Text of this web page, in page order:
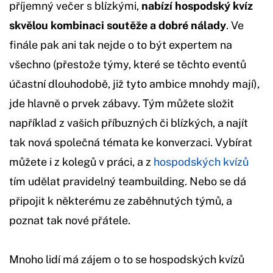
příjemný večer s blízkými, nabízí hospodský kvíz
skvělou kombinaci soutěže a dobré nálady. Ve
finále pak ani tak nejde o to být expertem na
všechno (přestože týmy, které se těchto eventů
účastní dlouhodobě, již tyto ambice mnohdy mají),
jde hlavně o prvek zábavy. Tým můžete složit
například z vašich příbuzných či blízkých, a najít
tak nová společná témata ke konverzaci. Vybírat
můžete i z kolegů v práci, a z hospodských kvízů
tím udělat pravidelný teambuilding. Nebo se dá
připojit k některému ze zaběhnutých týmů, a
poznat tak nové přátele.
Mnoho lidí má zájem o to se hospodských kvízů